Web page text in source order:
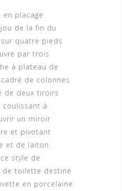
placage
de la fin du
quatre pieds
par trois
à plateau de
de colonnes
de deux tiroirs
coulissant à
un miroir
et pivotant
et de laiton.
style de
de toilette destiné
en porcelaine